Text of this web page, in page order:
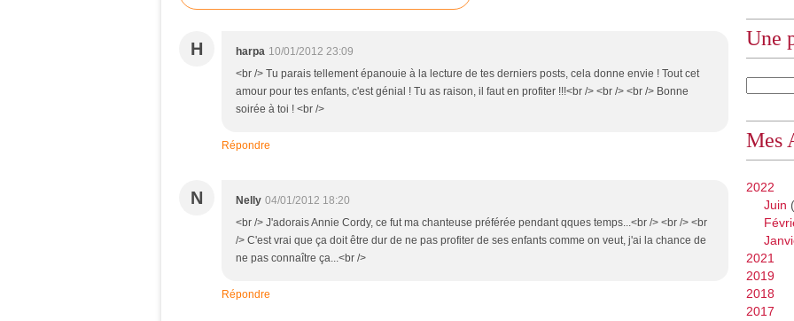
H harpa 10/01/2012 23:09
<br /> Tu parais tellement épanouie à la lecture de tes derniers posts, cela donne envie ! Tout cet
amour pour tes enfants, c'est génial ! Tu as raison, il faut en profiter !!!<br /> <br /> <br /> Bonne
soirée à toi ! <br />
Répondre
N Nelly 04/01/2012 18:20
<br /> J'adorais Annie Cordy, ce fut ma chanteuse préférée pendant qques temps...<br /> <br /> <br
/> C'est vrai que ça doit être dur de ne pas profiter de ses enfants comme on veut, j'ai la chance de
ne pas connaître ça...<br />
Répondre
Une
Mes
2022
Juin
2021
2019
2018
2017